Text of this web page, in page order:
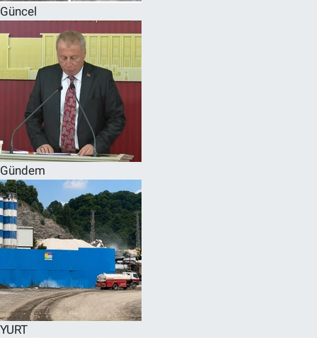
Güncel
Gündem
YURT